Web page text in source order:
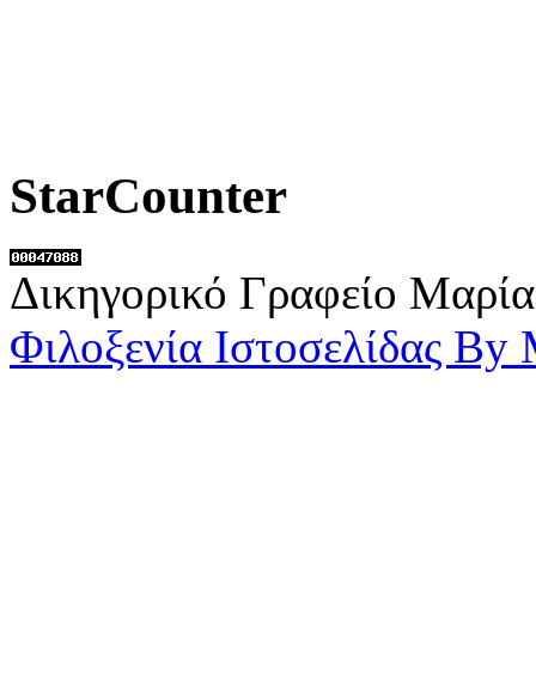
StarCounter
Δικηγορικό Γραφείο
Φιλοξενία Ιστοσελίδας